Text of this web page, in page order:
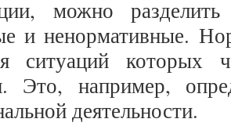
можно
и ненормативные.
ситуаций которых
Это, например,
деятельности.